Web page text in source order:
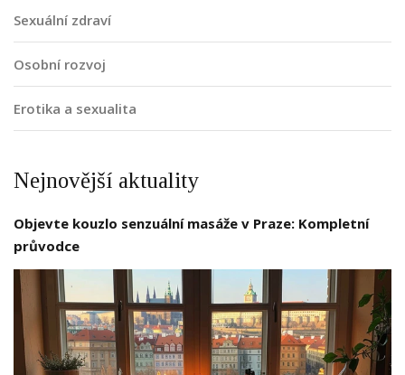
Sexuální zdraví
Osobní rozvoj
Erotika a sexualita
Nejnovější aktuality
Objevte kouzlo senzuální masáže v Praze: Kompletní
průvodce